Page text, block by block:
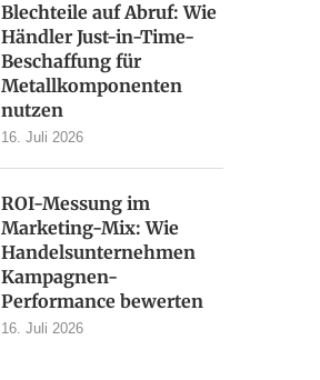
Blechteile auf Abruf: Wie
Händler Just-in-Time-
Beschaffung für
Metallkomponenten
nutzen
16. Juli 2026
ROI-Messung im
Marketing-Mix: Wie
Handelsunternehmen
Kampagnen-
Performance bewerten
16. Juli 2026